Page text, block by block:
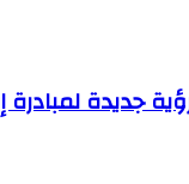
جديدة لمبادرة